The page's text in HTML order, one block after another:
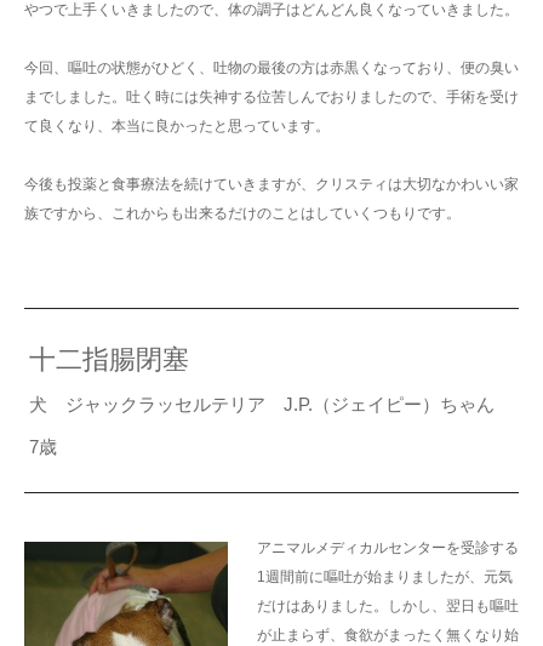
やつで上手くいきましたので、体の調子はどんどん良くなっていきました。
今回、嘔吐の状態がひどく、吐物の最後の方は赤黒くなっており、便の臭い
までしました。吐く時には失神する位苦しんでおりましたので、手術を受け
て良くなり、本当に良かったと思っています。
今後も投薬と食事療法を続けていきますが、クリスティは大切なかわいい家
族ですから、これからも出来るだけのことはしていくつもりです。
十二指腸閉塞
犬 ジャックラッセルテリア J.P.（ジェイピー）ちゃん
7歳
アニマルメディカルセンターを受診する
1週間前に嘔吐が始まりましたが、元気
だけはありました。しかし、翌日も嘔吐
が止まらず、食欲がまったく無くなり始